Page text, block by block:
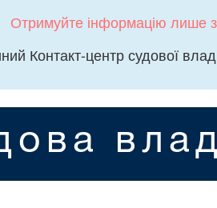
Отримуйте інформацію лише
Контакт-центр судової